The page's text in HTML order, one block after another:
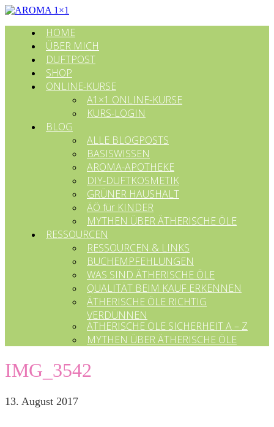
HOME
ÜBER MICH
DUFTPOST
SHOP
ONLINE-KURSE
A1×1 ONLINE-KURSE
KURS-LOGIN
BLOG
ALLE BLOGPOSTS
BASISWISSEN
AROMA-APOTHEKE
DIY-DUFTKOSMETIK
GRÜNER HAUSHALT
ÄÖ für KINDER
MYTHEN ÜBER ÄTHERISCHE ÖLE
RESSOURCEN
RESSOURCEN & LINKS
BUCHEMPFEHLUNGEN
WAS SIND ÄTHERISCHE ÖLE
QUALITÄT BEIM KAUF ERKENNEN
ÄTHERISCHE ÖLE RICHTIG
VERDÜNNEN
ÄTHERISCHE ÖLE SICHERHEIT A – Z
MYTHEN ÜBER ÄTHERISCHE ÖLE
IMG_3542
13. August 2017